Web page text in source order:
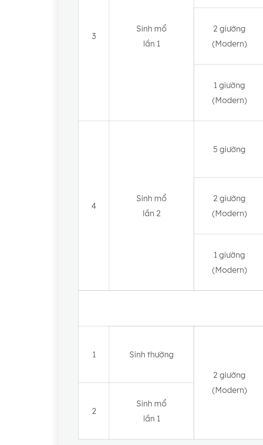
3
Sinh mổ
lần 1
2 giường
(Modern)
1 giường
(Modern)
4
Sinh mổ
lần 2
5 giường
2 giường
(Modern)
1 giường
(Modern)
1 Sinh thường
2 giường
(Modern)
2
Sinh mổ
lần 1